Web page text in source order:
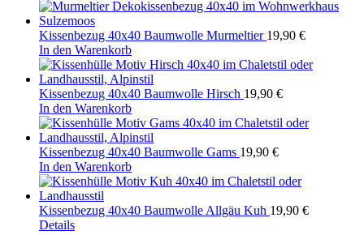
Kissenbezug 40x40 Baumwolle Murmeltier 19,90 €
In den Warenkorb
Kissenbezug 40x40 Baumwolle Hirsch 19,90 €
In den Warenkorb
Kissenbezug 40x40 Baumwolle Gams 19,90 €
In den Warenkorb
Kissenbezug 40x40 Baumwolle Allgäu Kuh 19,90 €
Details